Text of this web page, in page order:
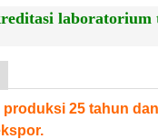
laboratorium
produksi 25 tahun